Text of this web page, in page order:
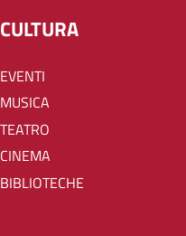
CULTURA
EVENTI
MUSICA
TEATRO
CINEMA
BIBLIOTECHE